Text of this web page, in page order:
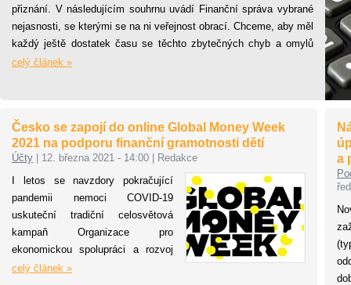
přiznání. V následujícím souhrnu uvádí Finanční správa vybrané
nejasnosti, se kterými se na ni veřejnost obrací. Chceme, aby měl
každý ještě dostatek času se těchto zbytečných chyb a omylů
vyvarovat.
celý článek »
Česko se zapojí do online Global Money Week
2021 na podporu finanční gramotnosti dětí
Účty 12. března 2021 - 14:00
Redakce
I letos se navzdory pokračující
pandemii nemoci COVID-19
uskuteční tradiční celosvětová
kampaň Organizace pro
ekonomickou spolupráci a rozvoj
(OECD) Global Money Week
celý článek »
a